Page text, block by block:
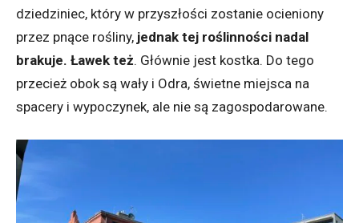
dziedziniec, który w przyszłości zostanie ocieniony
przez pnące rośliny, jednak tej roślinności nadal
brakuje. Ławek też. Głównie jest kostka. Do tego
przecież obok są wały i Odra, świetne miejsca na
spacery i wypoczynek, ale nie są zagospodarowane.